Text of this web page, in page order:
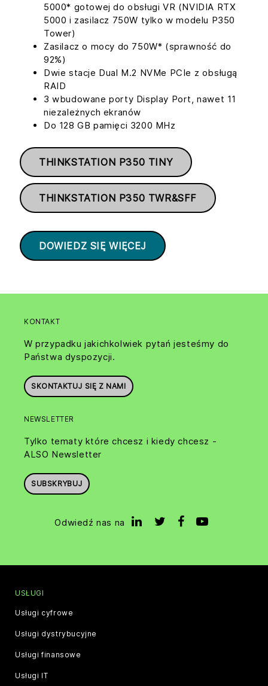
5000* gotowej do obsługi VR (NVIDIA RTX
5000 i zasilacz 750W tylko w modelu P350
Tower)
Zasilacz o mocy do 750W* (sprawność do
92%)
Dwie stacje Dual M.2 NVMe PCIe z obsługą
RAID
3 wbudowane porty Display Port, nawet 11
niezależnych ekranów
Do 128 GB pamięci 3200 MHz
THINKSTATION P350 TINY
THINKSTATION P350 TWR&SFF
DOWIEDZ SIĘ WIĘCEJ
KONTAKT
W przypadku jakichkolwiek pytań jesteśmy do
Państwa dyspozycji.
SKONTAKTUJ SIĘ Z NAMI
NEWSLETTER
Tylko tematy które chcesz i kiedy chcesz -
ALSO Newsletter
SUBSKRYBUJ
Odwiedź nas na
USŁUGI
Usługi cyfrowe
Usługi dystrybucyjne
Usługi finansowe
Usługi IT